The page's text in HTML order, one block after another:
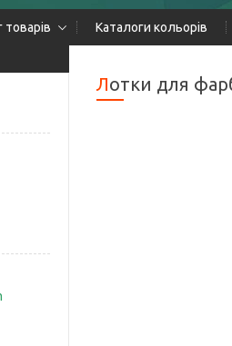
товарів Каталоги кольорів
Лотки для